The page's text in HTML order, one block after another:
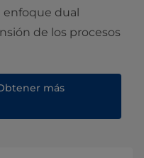
enfoque dual
de los procesos
más